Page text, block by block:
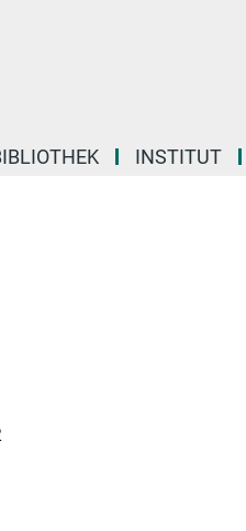
INSTITUT